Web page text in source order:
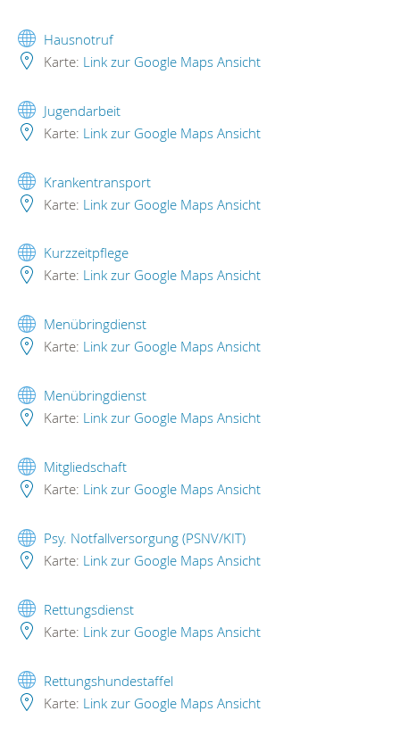
Hausnotruf
Karte: Link zur Google Maps Ansicht
Jugendarbeit
Karte: Link zur Google Maps Ansicht
Krankentransport
Karte: Link zur Google Maps Ansicht
Kurzzeitpflege
Karte: Link zur Google Maps Ansicht
Menübringdienst
Karte: Link zur Google Maps Ansicht
Menübringdienst
Karte: Link zur Google Maps Ansicht
Mitgliedschaft
Karte: Link zur Google Maps Ansicht
Psy. Notfallversorgung (PSNV/KIT)
Karte: Link zur Google Maps Ansicht
Rettungsdienst
Karte: Link zur Google Maps Ansicht
Rettungshundestaffel
Karte: Link zur Google Maps Ansicht